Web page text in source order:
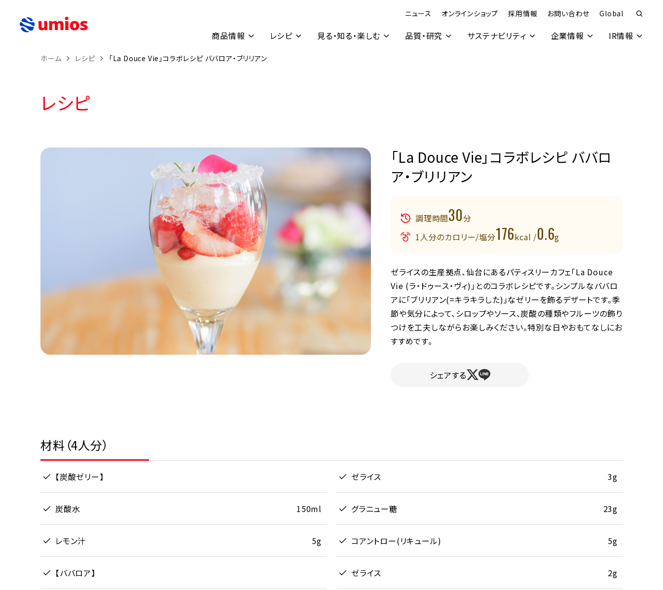
ニュース オンラインショップ 採用情報 お問い合わせ Global
商品情報 レシピ 見る・知る・楽しむ 品質・研究 サステナビリティ 企業情報 IR情報
ホーム レシピ 「La Douce Vie」コラボレシピ ババロア・ブリリアン
レシピ
「La Douce Vie」コラボレシピ ババロ
ア・ブリリアン
調理時間30分
1人分のカロリー/塩分176kcal /0.6g
ゼライスの生産拠点、仙台にあるパティスリーカフェ「La Douce
Vie (ラ・ドゥース・ヴィ)」とのコラボレシピです。シンプルなババロ
アに「ブリリアン(=キラキラした)」なゼリーを飾るデザートです。季
節や気分によって、シロップやソース、炭酸の種類やフルーツの飾り
つけを工夫しながらお楽しみください。特別な日やおもてなしにお
すすめです。
シェアする
材料（4人分）
【炭酸ゼリー】 ゼライス 3g
炭酸水 150ml グラニュー糖 23g
レモン汁 5g コアントロー(リキュール) 5g
【ババロア】 ゼライス 2g